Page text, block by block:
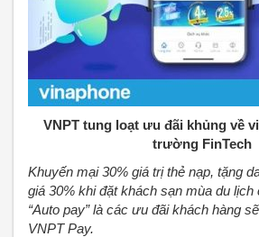
VNPT tung loạt ưu đãi khủng về
trường FinTech
Khuyến mại 30% giá trị thẻ nạp, tặng
giá 30% khi đặt khách sạn mùa du lịch
“Auto pay” là các ưu đãi khách hàng
VNPT Pay.